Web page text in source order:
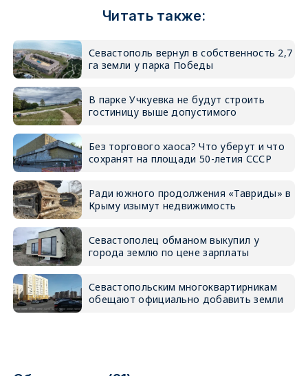
Читать также:
Севастополь вернул в собственность 2,7
га земли у парка Победы
В парке Учкуевка не будут строить
гостиницу выше допустимого
Без торгового хаоса? Что уберут и что
сохранят на площади 50-летия СССР
Ради южного продолжения «Тавриды» в
Крыму изымут недвижимость
Севастополец обманом выкупил у
города землю по цене зарплаты
Севастопольским многоквартирникам
обещают официально добавить земли